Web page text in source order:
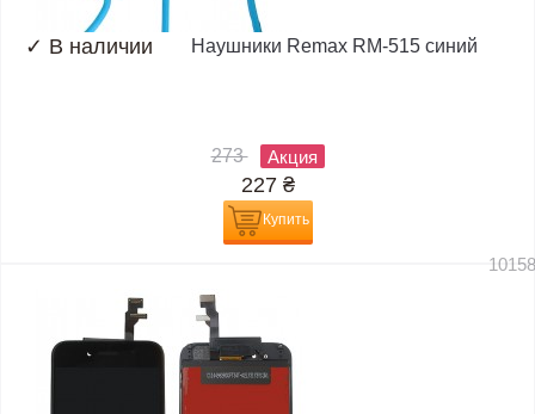
✓ В наличии Наушники Remax RM-515 синий
273 Акция
227 ₴
Купить